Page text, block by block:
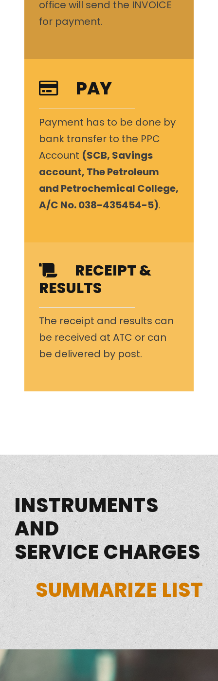
office will send the INVOICE
for payment.
PAY
Payment has to be done by
bank transfer to the PPC
Account (SCB, Savings
account, The Petroleum
and Petrochemical College,
A/C No. 038-435454-5).
RECEIPT &
RESULTS
The receipt and results can
be received at ATC or can
be delivered by post.
INSTRUMENTS
AND
SERVICE CHARGES
SUMMARIZE LIST